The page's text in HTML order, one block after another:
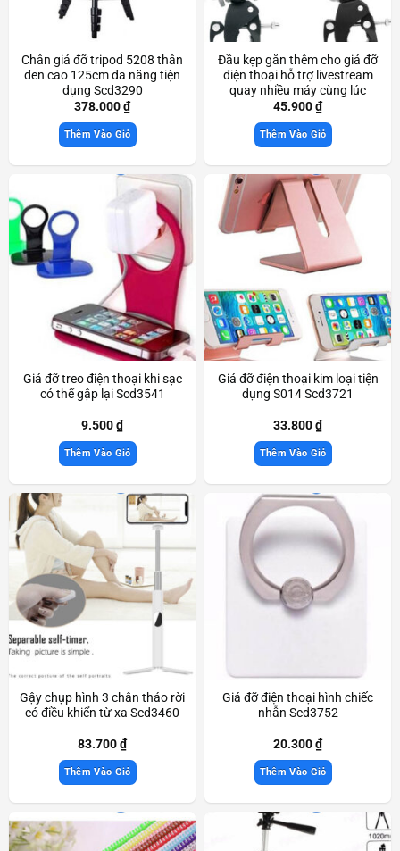
Chân giá đỡ tripod 5208 thân
đen cao 125cm đa năng tiện
dụng Scd3290
378.000₫
Thêm Vào Giỏ
Đầu kẹp gắn thêm cho giá đỡ
điện thoại hỗ trợ livestream
quay nhiều máy cùng lúc
Scd3560
45.900₫
Thêm Vào Giỏ
Giá đỡ treo điện thoại khi sạc
có thể gập lại Scd3541
9.500₫
Thêm Vào Giỏ
Giá đỡ điện thoại kim loại tiện
dụng S014 Scd3721
33.800₫
Thêm Vào Giỏ
Gậy chụp hình 3 chân tháo rời
có điều khiển từ xa Scd3460
83.700₫
Thêm Vào Giỏ
Giá đỡ điện thoại hình chiếc
nhẫn Scd3752
20.300₫
Thêm Vào Giỏ